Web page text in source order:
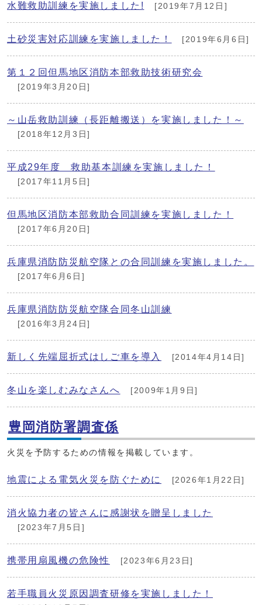
水難救助訓練を実施しました! [2019年7月12日]
土砂災害対応訓練を実施しました！ [2019年6月6日]
第１２回但馬地区消防本部救助技術研究会
[2019年3月20日]
～山岳救助訓練（長距離搬送）を実施しました！～
[2018年12月3日]
平成29年度 救助基本訓練を実施しました！
[2017年11月5日]
但馬地区消防本部救助合同訓練を実施しました！
[2017年6月20日]
兵庫県消防防災航空隊との合同訓練を実施しました。
[2017年6月6日]
兵庫県消防防災航空隊合同冬山訓練
[2016年3月24日]
新しく先端屈折式はしご車を導入 [2014年4月14日]
冬山を楽しむみなさんへ [2009年1月9日]
豊岡消防署調査係
火災を予防するための情報を掲載しています。
地震による電気火災を防ぐために [2026年1月22日]
消火協力者の皆さんに感謝状を贈呈しました
[2023年7月5日]
携帯用扇風機の危険性 [2023年6月23日]
若手職員火災原因調査研修を実施しました！